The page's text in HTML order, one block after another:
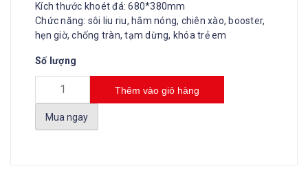
Kích thước khoét đá: 680*380mm
Chức năng: sôi liu riu, hâm nóng, chiên xào, booster,
hẹn giờ, chống tràn, tạm dừng, khóa trẻ em
Số lượng
Thêm vào giỏ hàng
Mua ngay